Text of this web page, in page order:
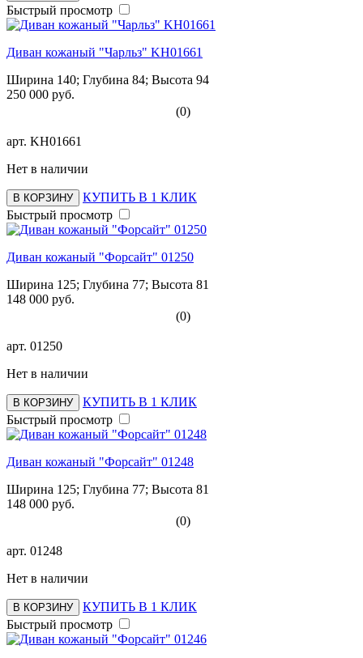
Быстрый просмотр
Диван кожаный "Чарльз" KH01661
Ширина 140; Глубина 84; Высота 94
250 000 руб.
(0)
арт. KH01661
Нет в наличии
В КОРЗИНУ
КУПИТЬ В 1 КЛИК
Быстрый просмотр
Диван кожаный "Форсайт" 01250
Ширина 125; Глубина 77; Высота 81
148 000 руб.
(0)
арт. 01250
Нет в наличии
В КОРЗИНУ
КУПИТЬ В 1 КЛИК
Быстрый просмотр
Диван кожаный "Форсайт" 01248
Ширина 125; Глубина 77; Высота 81
148 000 руб.
(0)
арт. 01248
Нет в наличии
В КОРЗИНУ
КУПИТЬ В 1 КЛИК
Быстрый просмотр